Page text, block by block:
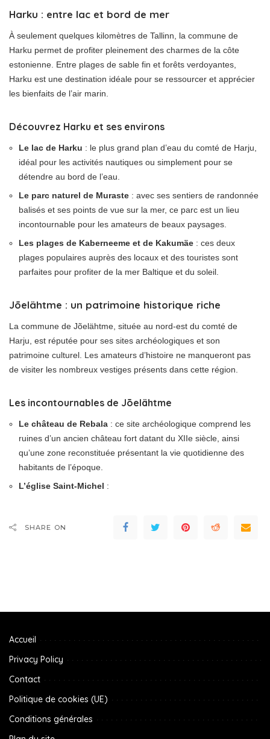
Harku : entre lac et bord de mer
À seulement quelques kilomètres de Tallinn, la commune de
Harku permet de profiter pleinement des charmes de la côte
estonienne. Entre plages de sable fin et forêts verdoyantes,
Harku est une destination idéale pour se ressourcer et apprécier
les bienfaits de l’air marin.
Découvrez Harku et ses environs
Le lac de Harku : le plus grand plan d’eau du comté de Harju,
idéal pour les activités nautiques ou simplement pour se
détendre au bord de l’eau.
Le parc naturel de Muraste : avec ses sentiers de randonnée
balisés et ses points de vue sur la mer, ce parc est un lieu
incontournable pour les amateurs de beaux paysages.
Les plages de Kaberneeme et de Kakumäe : ces deux
plages populaires auprès des locaux et des touristes sont
parfaites pour profiter de la mer Baltique et du soleil.
Jõelähtme : un patrimoine historique riche
La commune de Jõelähtme, située au nord-est du comté de
Harju, est réputée pour ses sites archéologiques et son
patrimoine culturel. Les amateurs d’histoire ne manqueront pas
de visiter les nombreux vestiges présents dans cette région.
Les incontournables de Jõelähtme
Le château de Rebala : ce site archéologique comprend les
ruines d’un ancien château fort datant du XIIe siècle, ainsi
qu’une zone reconstituée présentant la vie quotidienne des
habitants de l’époque.
L’église Saint-Michel :
SHARE ON
Accueil
Privacy Policy
Contact
Politique de cookies (UE)
Conditions générales